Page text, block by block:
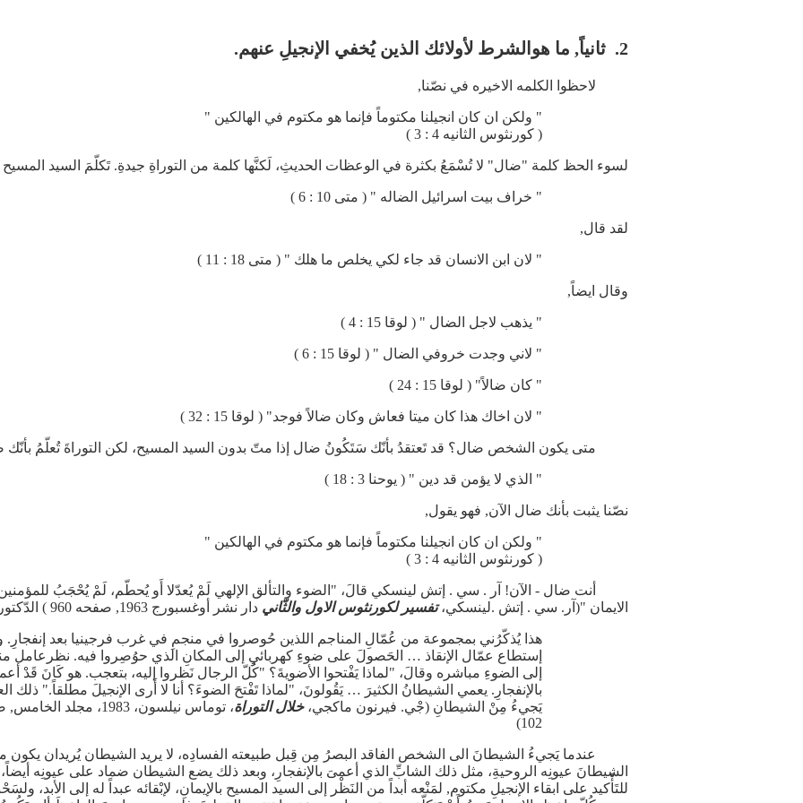
2. ثانياً, ما هوالشرط لأولائك الذين يُخفي الإنجيلِ عنهم.
لاحظوا الكلمه الاخيره في نصّنا,
" ولكن ان كان انجيلنا مكتوماً فإنما هو مكتوم في الهالكين "
( كورنثوس الثانيه 4 : 3 )
لسوء الحظ كلمة "ضال" لا تُسْمَعُ بكثرة في الوعظات الحديثِ، لَكنَّها كلمة من التوراةِ جيدةِ. تَكلّمَ السيد المسيح
" خراف بيت اسرائيل الضاله " ( متى 10 : 6 )
لقد قال,
" لان ابن الانسان قد جاء لكي يخلص ما هلك " ( متى 18 : 11 )
وقال ايضاً,
" يذهب لاجل الضال " ( لوقا 15 : 4 )
" لاني وجدت خروفي الضال " ( لوقا 15 : 6 )
" كان ضالاً" ( لوقا 15 : 24 )
" لان اخاك هذا كان ميتا فعاش وكان ضالاً فوجد" ( لوقا 15 : 32 )
متى يكون الشخص ضال؟ قد تَعتقدُ بأنّك سَتَكُونُ ضال إذا متّ بدون السيد المسيح، لكن التوراةَ تُعلّمُ بأنّك
" الذي لا يؤمن قد دين " ( يوحنا 3 : 18 )
نصّنا يثبت بأنك ضال الآن, فهو يقول,
" ولكن ان كان انجيلنا مكتوماً فإنما هو مكتوم في الهالكين "
( كورنثوس الثانيه 4 : 3 )
أنت ضال - الآن! آر . سي . إتش لينسكي قالَ، "الضوء والتألق الإلهي لَمْ يُعدّلا أَو يُحطّم، لَمْ يُحْجَبُ
الايمان "(آر. سي . إتش .لينسكي،تفسير لكورنثوس الاول والثّاني دار نشر أوغسبورج 1963, صفحه 960 ) الدّكتور جْي . فيرنون ماكجي قالَ،
هذا يُذكّرُني بمجموعة من عُمّالِ المناجم اللذين حُوصروا في منجمِ في غرب فرجينيا بعد إنفجارِ.
إستطاع عمّال الإنقاذ … الحَصولَ على ضوءِ كهربائيِ إلى المكانِ الذي حوُصِروا فيه. نظرعامل
إلى الضوءِ مباشره وقالَ، "لماذا يَفْتحوا الأضويةَ؟ "كُلّ الرجال نَظروا إليه، بتعجب. هو كَانَ قَدْ
بالإنفجارِ. يعمي الشيطانُ الكثيرَ … يَقُولونَ، "لماذا تَفْتحَ الضوءَ؟ أنا لا أَرى الإنجيلَ مطلقاً." ذلك
يَجيءُ مِنْ الشيطانِ (جْي. فيرنون ماكجي،خلال التوراة
، توماس نيلسون، 1983، مجلد
102)
عندما يَجيءُ الشيطانَ الى الشخص الفاقد البصرُ مِن قِبل طبيعته الفسادِه، لا يريد الشيطان يُريدان يكون
الشيطانَ عيونِه الروحيةِ، مثل ذلك الشابِّ الذي أعمىَ بالإنفجارِ، وبعد ذلك يضع الشيطان ضماد على عيونِه أيضاً،
للتَأْكيد على ابقاء الإنجيلِ مكتوم, لمَنْعه أبداً من النَظْر إلى السيد المسيح بالإيمانِ، لإبْقائه عبداً له إلى الأبد،